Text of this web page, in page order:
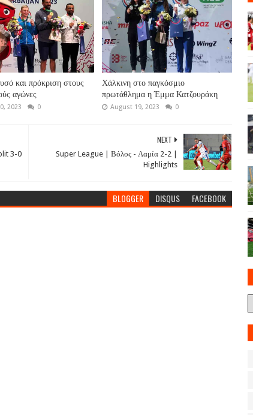
και πρόκριση στους
αγώνες
2023 0
Χάλκινη στο παγκόσμιο
πρωτάθλημα η Έμμα Κατζουράκη
August 19, 2023 0
NEXT
Super League | Βόλος - Λαμία 2-2 |
Highlights
3-0
BLOGGER DISQUS FACEBOOK